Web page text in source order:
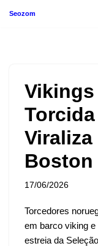
Seozom
Vikings
Boston
17/06/2026
Torcedores
em barco viking
estreia da